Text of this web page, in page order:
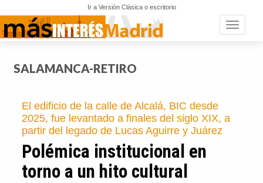
Ir a Versión Clásica o escritorio
Toggle
SALAMANCA-RETIRO
El edificio de la calle de Alcalá, BIC desde
2025, fue levantado a finales del siglo XIX, a
partir del legado de Lucas Aguirre y Juárez
Polémica institucional en
torno a un hito cultural